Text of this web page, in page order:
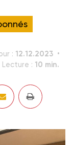
: 12.12.2023
Lecture : 10 min.